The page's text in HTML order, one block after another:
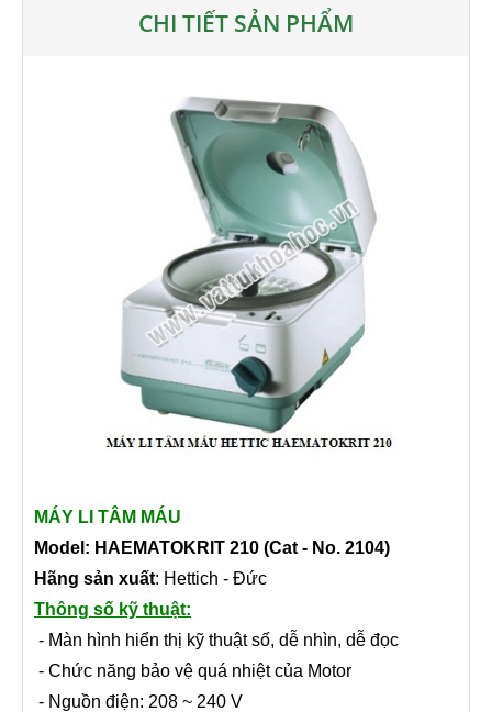
CHI TIẾT SẢN PHẨM
MÁY LI TÂM MÁU
Model: HAEMATOKRIT 210 (Cat - No. 2104)
Hãng sản xuất: Hettich - Đức
Thông số kỹ thuật:
- Màn hình hiển thị kỹ thuật số, dễ nhìn, dễ đọc
- Chức năng bảo vệ quá nhiệt của Motor
- Nguồn điện: 208 ~ 240 V